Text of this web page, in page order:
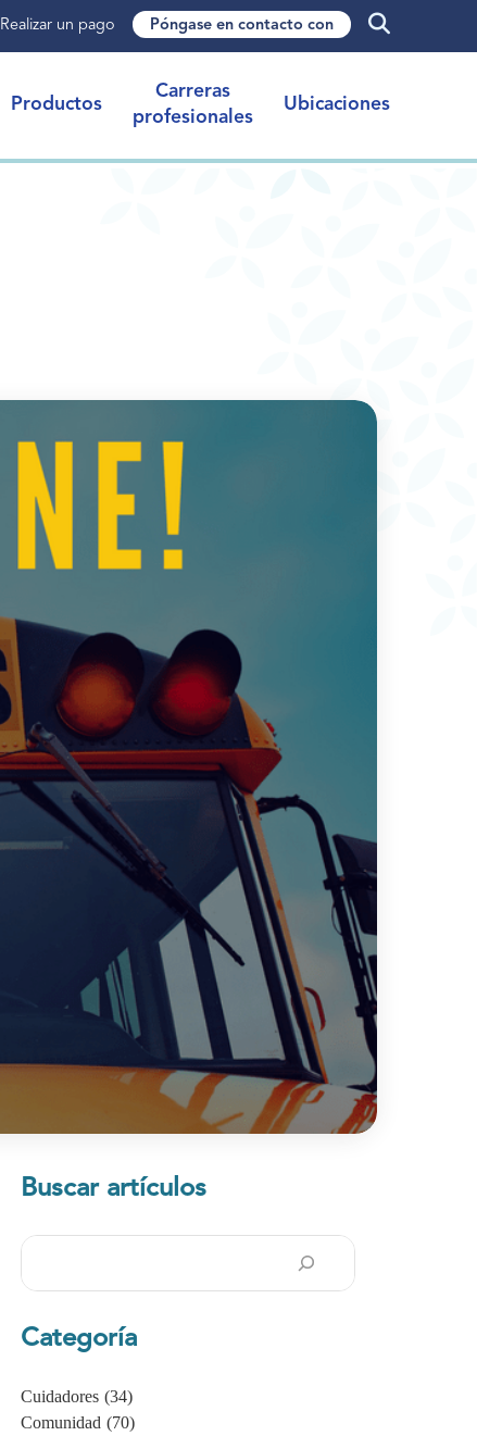
Realizar un pago Póngase en contacto con
Productos
Carreras
profesionales
Ubicaciones
Buscar artículos
Buscar
Categoría
Cuidadores (34)
Comunidad (70)